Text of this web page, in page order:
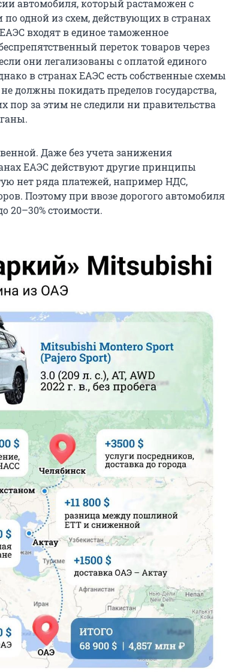
автомобиля, который растаможен с
одной из схем, действующих в странах
входят в единое таможенное
переток товаров через
они легализованы с оплатой единого
в странах ЕАЭС есть собственные схемы
должны покидать пределов государства,
пор за этим не следили ни правительства
Даже без учета занижения
ЕАЭС действуют другие принципы
нет ряда платежей, например НДС,
Поэтому при ввозе дорогого автомобиля
20–30% стоимости.